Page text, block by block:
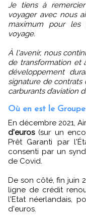
Je tiens à
voyager avec nous
maximum pour
voyage.
À l'avenir, nous
de transformation et
développement
signature de
carburants d’aviation
Où en est le
En décembre 2021,
d'euros(sur un
Prêt Garanti par
consenti par un
de Covid.
De son côté, fin juin
ligne de crédit
l'Etat néerlandais,
d'euros.